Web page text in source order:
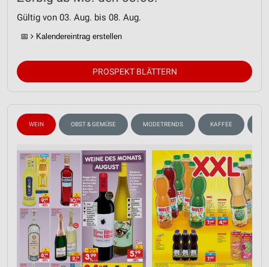
Gültig von 03. Aug. bis 08. Aug.
📅 Kalendereintrag erstellen
PROSPEKT BLÄTTERN
WEIN OBST & GEMÜSE MODETRENDS KAFFEE